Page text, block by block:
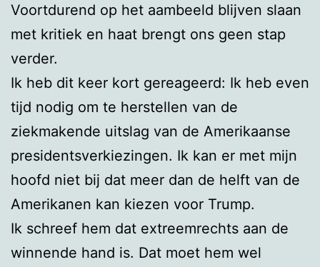
Voortdurend op het aambeeld blijven slaan
met kritiek en haat brengt ons geen stap
verder.
Ik heb dit keer kort gereageerd: Ik heb even
tijd nodig om te herstellen van de
ziekmakende uitslag van de Amerikaanse
presidentsverkiezingen. Ik kan er met mijn
hoofd niet bij dat meer dan de helft van de
Amerikanen kan kiezen voor Trump.
Ik schreef hem dat extreemrechts aan de
winnende hand is. Dat moet hem wel